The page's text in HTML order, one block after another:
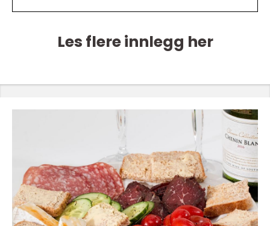
Les flere innlegg her